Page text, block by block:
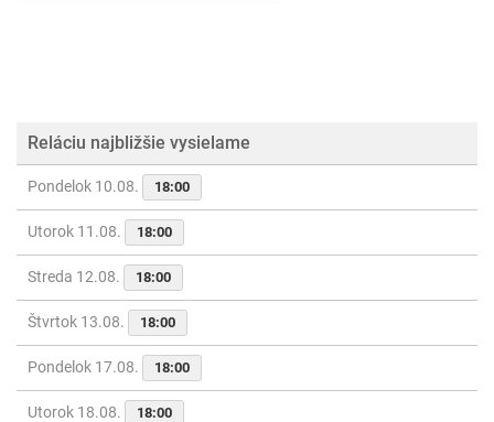
Reláciu najbližšie vysielame
Pondelok 10.08. 18:00
Utorok 11.08. 18:00
Streda 12.08. 18:00
Štvrtok 13.08. 18:00
Pondelok 17.08. 18:00
Utorok 18.08. 18:00